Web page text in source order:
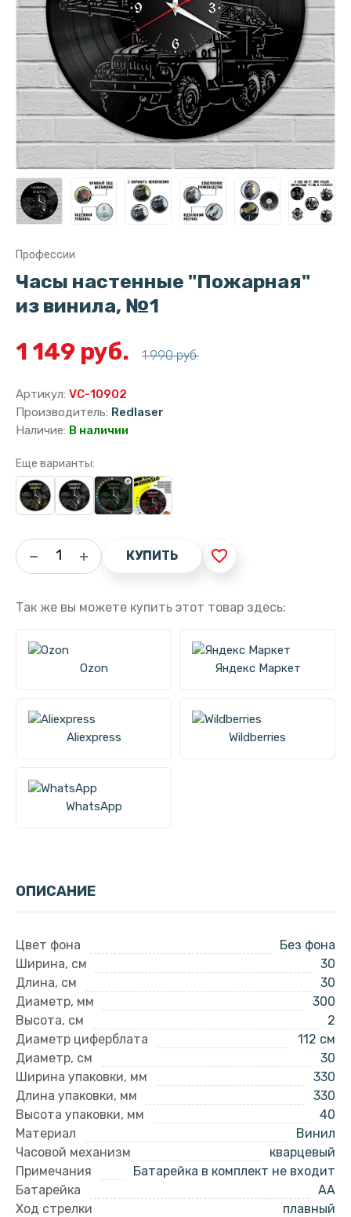
Профессии
Часы настенные "Пожарная"
из винила, №1
1 149 руб. 1 990 руб.
Артикул: VC-10902
Производитель: Redlaser
Наличие: В наличии
Еще варианты:
КУПИТЬ favorite_border
Так же вы можете купить этот товар здесь:
Ozon Яндекс Маркет
Aliexpress Wildberries
WhatsApp
ОПИСАНИЕ
Цвет фона
Без фона
Ширина, см
30
Длина, см
30
Диаметр, мм
300
Высота, см
2
Диаметр циферблата
112 см
Диаметр, см
30
Ширина упаковки, мм
330
Длина упаковки, мм
330
Высота упаковки, мм
40
Материал
Винил
Часовой механизм
кварцевый
Примечания
Батарейка в комплект не входит
Батарейка
AA
Ход стрелки
плавный